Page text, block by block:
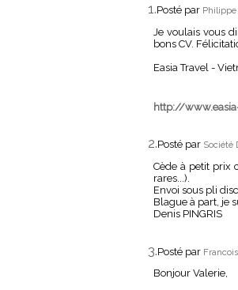
1.Posté par Philippe
Je voulais vous
bons CV.
Easia Travel -
http://
2.Posté par Société
Cède à petit prix
rares...).
Envoi sous pli
Blague à part, je
Denis PINGRIS
3.Posté par
Bonjour Valerie,